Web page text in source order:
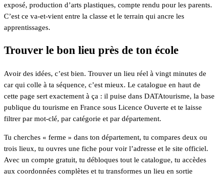
exposé, production d’arts plastiques, compte rendu pour les parents.
C’est ce va-et-vient entre la classe et le terrain qui ancre les
apprentissages.
Trouver le bon lieu près de ton école
Avoir des idées, c’est bien. Trouver un lieu réel à vingt minutes de
car qui colle à ta séquence, c’est mieux. Le catalogue en haut de
cette page sert exactement à ça : il puise dans DATAtourisme, la base
publique du tourisme en France sous Licence Ouverte et te laisse
filtrer par mot-clé, par catégorie et par département.
Tu cherches « ferme » dans ton département, tu compares deux ou
trois lieux, tu ouvres une fiche pour voir l’adresse et le site officiel.
Avec un compte gratuit, tu débloques tout le catalogue, tu accèdes
aux coordonnées complètes et tu transformes un lieu en sortie